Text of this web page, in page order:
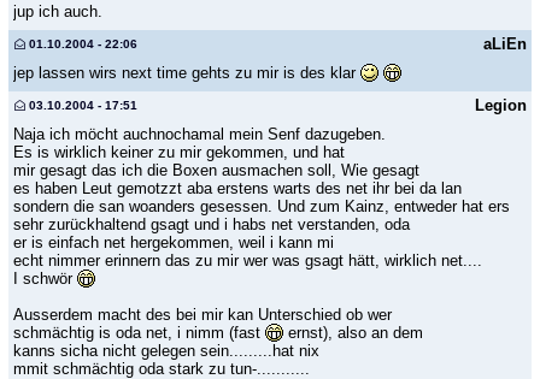
jup ich auch.
aLiEn
01.10.2004 - 22:06
jep lassen wirs next time gehts zu mir is des klar
Legion
03.10.2004 - 17:51
Naja ich möcht auchnochamal mein Senf dazugeben.
Es is wirklich keiner zu mir gekommen, und hat
mir gesagt das ich die Boxen ausmachen soll, Wie gesagt
es haben Leut gemotzzt aba erstens warts des net ihr bei da lan
sondern die san woanders gesessen. Und zum Kainz, entweder hat ers
sehr zurückhaltend gsagt und i habs net verstanden, oda
er is einfach net hergekommen, weil i kann mi
echt nimmer erinnern das zu mir wer was gsagt hätt, wirklich net....
I schwör
Ausserdem macht des bei mir kan Unterschied ob wer
schmächtig is oda net, i nimm (fast
ernst), also an dem
kanns sicha nicht gelegen sein.........hat nix
mmit schmächtig oda stark zu tun-...........